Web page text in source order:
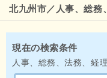
北九州市／人事、総務
現在の検索条件
人事、総務、法務、経